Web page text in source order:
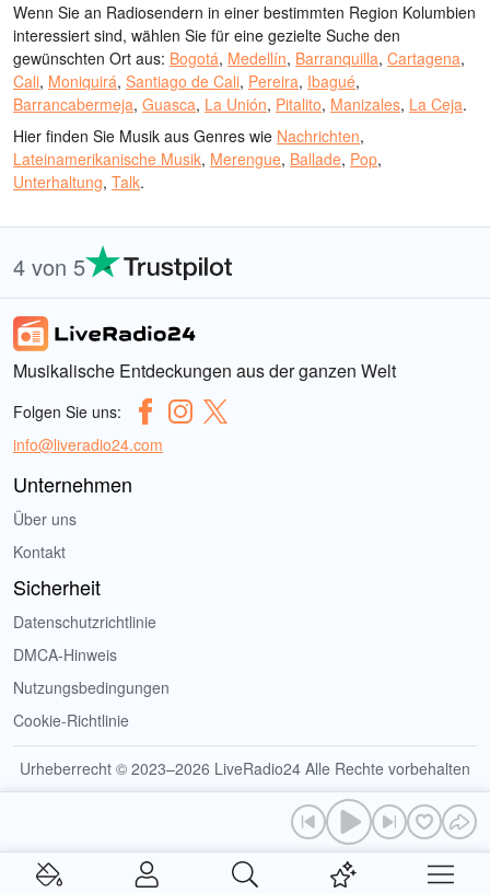
Wenn Sie an Radiosendern in einer bestimmten Region Kolumbien
interessiert sind, wählen Sie für eine gezielte Suche den
gewünschten Ort aus: Bogotá, Medellín, Barranquilla, Cartagena,
Cali, Moniquirá, Santiago de Cali, Pereira, Ibagué,
Barrancabermeja, Guasca, La Unión, Pitalito, Manizales, La Ceja.
Hier finden Sie Musik aus Genres wie Nachrichten,
Lateinamerikanische Musik, Merengue, Ballade, Pop,
Unterhaltung, Talk.
4 von 5
Musikalische Entdeckungen aus der ganzen Welt
Folgen Sie uns:
info@liveradio24.com
Unternehmen
Über uns
Kontakt
Sicherheit
Datenschutzrichtlinie
DMCA-Hinweis
Nutzungsbedingungen
Cookie-Richtlinie
Urheberrecht © 2023–2026 LiveRadio24 Alle Rechte vorbehalten